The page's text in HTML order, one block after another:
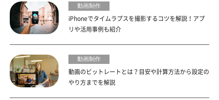
動画制作
iPhoneでタイムラプスを撮影するコツを解説！アプ
リや活用事例も紹介
動画制作
動画のビットレートとは？目安や計算方法から設定の
やり方までを解説